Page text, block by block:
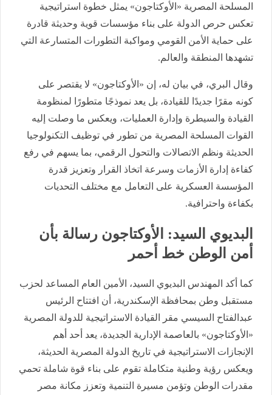
المسلحة المصرية «الأوكتاجون» يمثل خطوة استراتيجية
تعكس حرص الدولة على بناء مؤسسات قوية وحديثة قادرة
على حماية الأمن القومي ومواكبة التطورات المتسارعة التي
تشهدها المنطقة والعالم.
وقال البري، في بيان له، إن «الأوكتاجون» لا يقتصر على
كونه مقرًا جديدًا للقيادة، بل يعد نموذجًا متطورًا لمنظومة
القيادة والسيطرة وإدارة العمليات، ويعكس ما وصلت إليه
القوات المسلحة المصرية من تطور في توظيف التكنولوجيا
الحديثة ونظم الاتصالات والتحول الرقمي، بما يسهم في رفع
كفاءة إدارة الأزمات وسرعة اتخاذ القرار وتعزيز قدرة
المؤسسة العسكرية على التعامل مع مختلف التحديات
بكفاءة واحترافية.
البديوي السيد: الأوكتاجون رسالة بأن
أمن الوطن خط أحمر
كما أكد المهندس البديوي السيد، الأمين العام المساعد لحزب
مستقبل وطن بمحافظة الإسكندرية، أن افتتاح الرئيس
عبدالفتاح السيسي مقر القيادة الاستراتيجية للدولة المصرية
«الأوكتاجون» بالعاصمة الإدارية الجديدة، يعد أحد أهم
الإنجازات الاستراتيجية في تاريخ الدولة المصرية الحديثة،
ويعكس رؤية وطنية متكاملة تقوم على بناء قوة شاملة تحمي
مقدرات الوطن وتؤمن مسيرة التنمية وتعزز مكانة مصر